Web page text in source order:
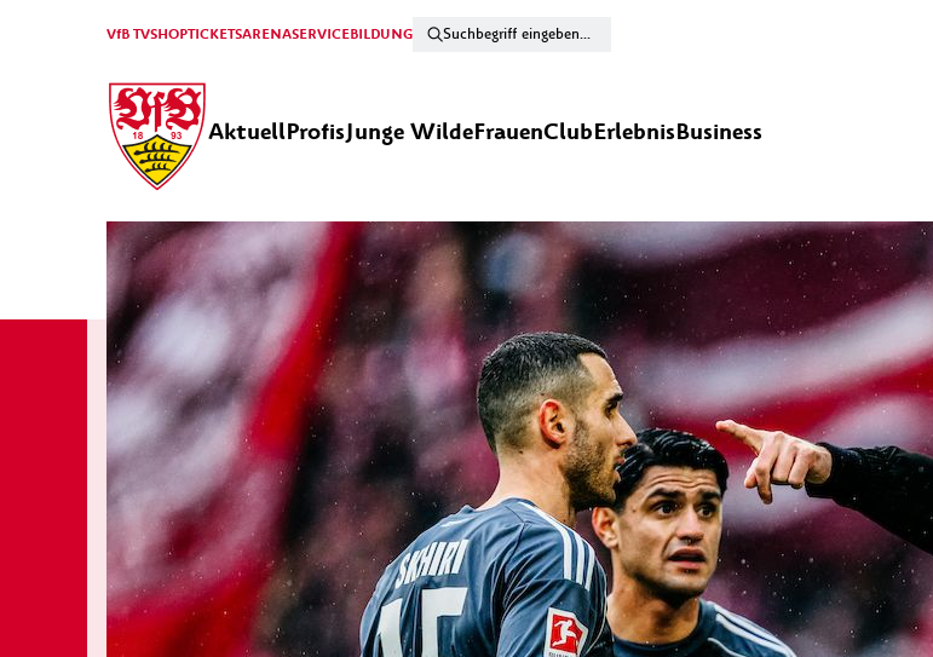
VfB TVSHOPTICKETSARENASERVICEBILDUNG
AktuellProfisJunge WildeFrauenClubErlebnisBusiness